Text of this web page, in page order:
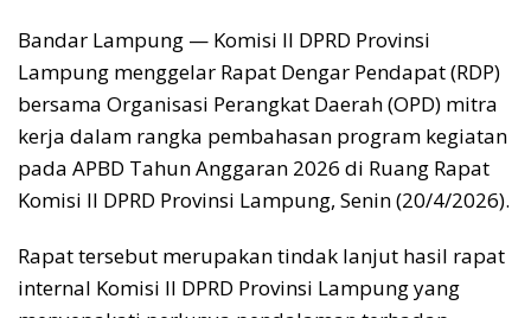
Bandar Lampung — Komisi II DPRD Provinsi
Lampung menggelar Rapat Dengar Pendapat (RDP)
bersama Organisasi Perangkat Daerah (OPD) mitra
kerja dalam rangka pembahasan program kegiatan
pada APBD Tahun Anggaran 2026 di Ruang Rapat
Komisi II DPRD Provinsi Lampung, Senin (20/4/2026).
Rapat tersebut merupakan tindak lanjut hasil rapat
internal Komisi II DPRD Provinsi Lampung yang